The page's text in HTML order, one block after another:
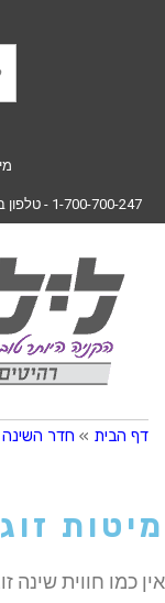
1-700-700-247 - טלפון בחנות בשעות
דף הבית » חדר השינה
מיטות
אין כמו חווית